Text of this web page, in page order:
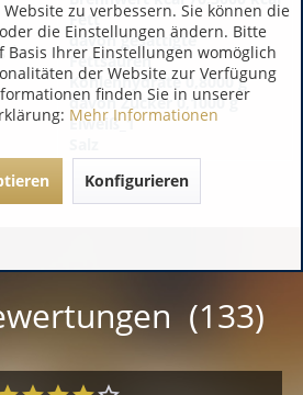
/
Fett
davon gesättigte
Fettsäuren
Kohlenhydrate 0,8000 g
davon Zucker 0,1000 g
Eiweiß_1
(133)
zu verbessern. Sie können die
die Einstellungen ändern. Bitte
Basis Ihrer Einstellungen womöglich
der Website zur Verfügung
finden Sie in unserer
Mehr Informationen
Konfigurieren